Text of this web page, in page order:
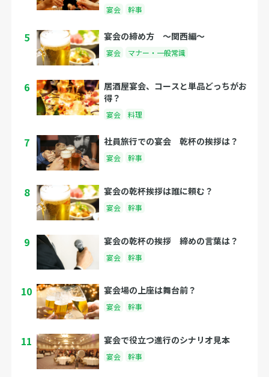
宴会 幹事
5 宴会の締め方 〜関西編〜
宴会 マナー・一般常識
6
居酒屋宴会、コースと単品どっちがお
得？
宴会 料理
7 社員旅行での宴会 乾杯の挨拶は？
宴会 幹事
8 宴会の乾杯挨拶は誰に頼む？
宴会 幹事
9 宴会の乾杯の挨拶 締めの言葉は？
宴会 幹事
10 宴会場の上座は舞台前？
宴会 幹事
11 宴会で役立つ進行のシナリオ見本
宴会 幹事